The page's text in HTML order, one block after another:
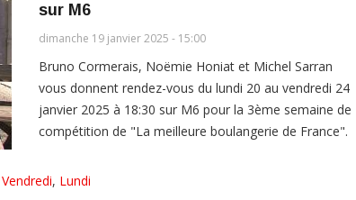
sur M6
dimanche 19 janvier 2025 - 15:00
Bruno Cormerais, Noëmie Honiat et Michel Sarran
vous donnent rendez-vous du lundi 20 au vendredi 24
janvier 2025 à 18:30 sur M6 pour la 3ème semaine de
compétition de "La meilleure boulangerie de France".
Vendredi, Lundi